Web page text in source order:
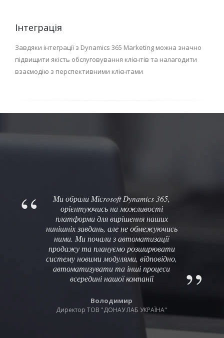
Інтеграція
Завдяки інтеграції з Dynamics 365 Marketing можна значно
підвищити якість обслуговування клієнтів та налагодити
взаємодію з перспективними клієнтами
Ми обрали Місrosoft Dynamics 365,
орієнтуючись на можливості
платформи для вирішення наших
нинішніх завдань, але не обмежуючись
ними. Ми почали з автоматизації
продажу та плануємо розширювати
систему новими модулями, відповідно,
автоматизувати та інші процеси
всередині нашої компанії
Володимир
Директор ТОВ "ДОНАУ ЛАБ УКРАЇНА"